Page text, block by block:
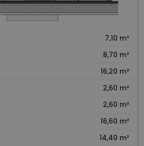
7,10 m²
8,70 m²
16,20 m²
2,60 m²
2,60 m²
16,60 m²
14,40 m²